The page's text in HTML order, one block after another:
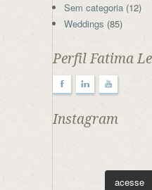
Sem categoria (12)
Weddings (85)
Perfil Fatima
F l y
Instagram
acesse